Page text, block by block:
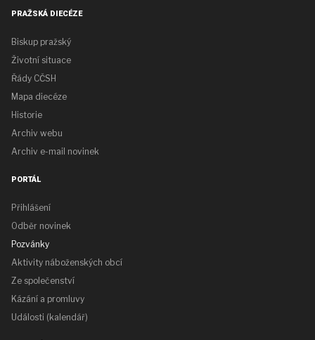
PRAŽSKÁ DIECÉZE
Biskup pražský
Životní situace
Řády CČSH
Mapa diecéze
Historie
Archiv webu
Archiv e-mail novinek
PORTÁL
Přihlášení
Odběr novinek
Pozvánky
Aktivity náboženských obcí
Ze společenství
Kázání a promluvy
Události (kalendář)